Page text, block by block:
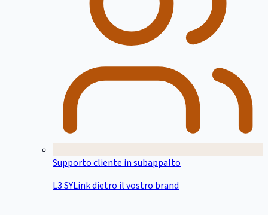
Supporto cliente in subappalto
L3 SYLink dietro il vostro brand